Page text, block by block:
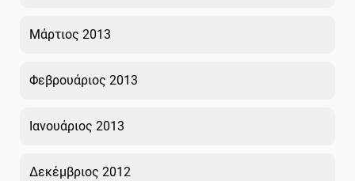
Μάρτιος 2013
Φεβρουάριος 2013
Ιανουάριος 2013
Δεκέμβριος 2012